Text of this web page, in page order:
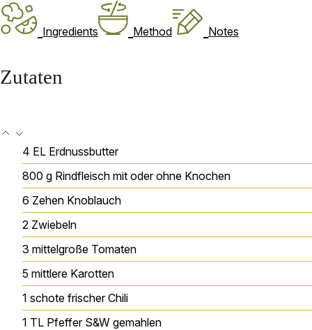
Ingredients Method Notes
Zutaten
4 EL Erdnussbutter
800 g Rindfleisch mit oder ohne Knochen
6 Zehen Knoblauch
2 Zwiebeln
3 mittelgroße Tomaten
5 mittlere Karotten
1 schote frischer Chili
1 TL Pfeffer S&W gemahlen